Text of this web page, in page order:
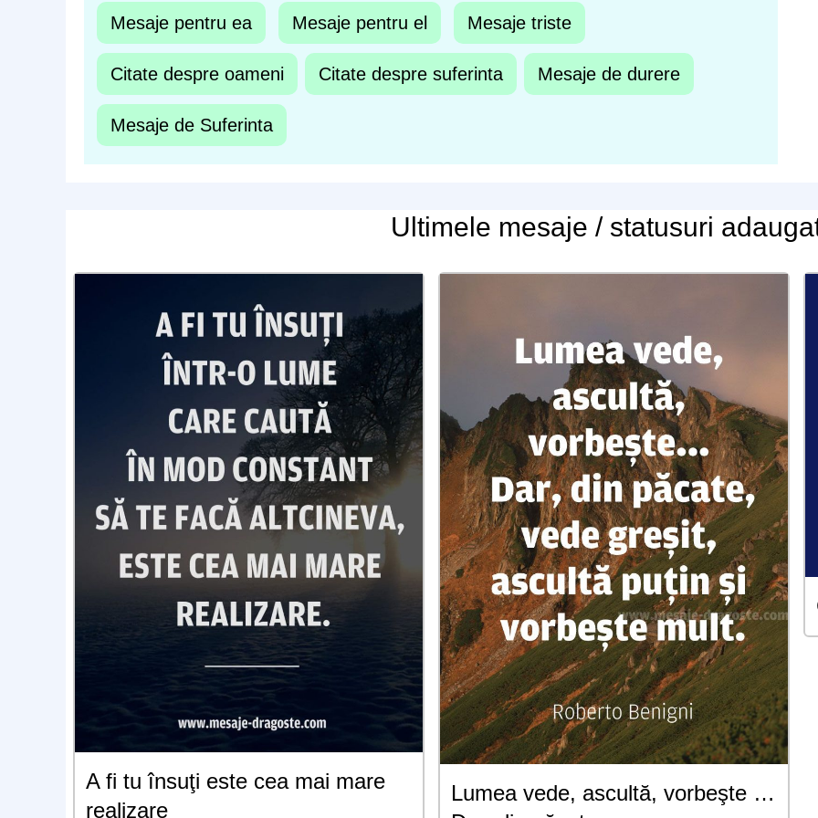
Mesaje pentru ea Mesaje pentru el Mesaje triste
Citate despre oameni Citate despre suferinta Mesaje de durere
Mesaje de Suferinta
Ultimele mesaje / statusuri
A fi tu însuţi este cea mai mare
realizare
Lumea vede, ascultă, vorbeşte …